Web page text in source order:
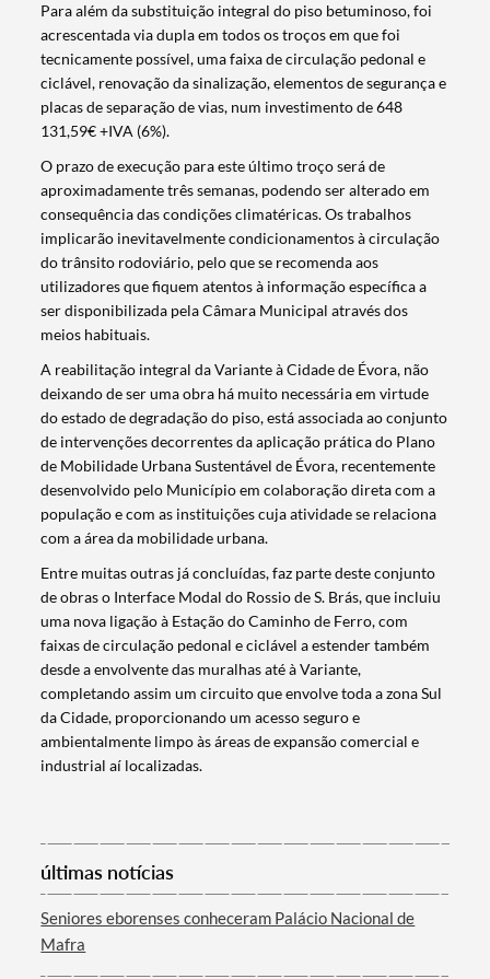
Termo de Pesquisa
Categorias gerais
Filtros
Para além da substituição integral do piso betuminoso, foi
acrescentada via dupla em todos os troços em que foi
tecnicamente possível, uma faixa de circulação pedonal e
ciclável, renovação da sinalização, elementos de segurança e
placas de separação de vias, num investimento de 648
131,59€ +IVA (6%).
O prazo de execução para este último troço será de
aproximadamente três semanas, podendo ser alterado em
consequência das condições climatéricas. Os trabalhos
implicarão inevitavelmente condicionamentos à circulação
do trânsito rodoviário, pelo que se recomenda aos
utilizadores que fiquem atentos à informação específica a
ser disponibilizada pela Câmara Municipal através dos
meios habituais.
A reabilitação integral da Variante à Cidade de Évora, não
deixando de ser uma obra há muito necessária em virtude
do estado de degradação do piso, está associada ao conjunto
de intervenções decorrentes da aplicação prática do Plano
de Mobilidade Urbana Sustentável de Évora, recentemente
desenvolvido pelo Município em colaboração direta com a
população e com as instituições cuja atividade se relaciona
com a área da mobilidade urbana.
Entre muitas outras já concluídas, faz parte deste conjunto
de obras o Interface Modal do Rossio de S. Brás, que incluiu
uma nova ligação à Estação do Caminho de Ferro, com
faixas de circulação pedonal e ciclável a estender também
desde a envolvente das muralhas até à Variante,
completando assim um circuito que envolve toda a zona Sul
da Cidade, proporcionando um acesso seguro e
ambientalmente limpo às áreas de expansão comercial e
industrial aí localizadas.
últimas notícias
Seniores eborenses conheceram Palácio Nacional de
Mafra